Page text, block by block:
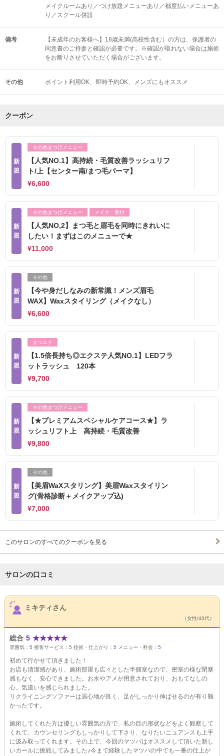
メイクルームあり／つけ放題メニューあり／都度払いメニューあ
り／スクール併設
備考
【未成年のお客様へ】18歳未満(高校性含む）の方は、保護者の
同意書のご持参と確認が必要です。※確認が取れない場合は施術
をお断りさせていただく場合がございます。
その他 ポイント利用OK 即時予約OK メンズにもオススメ
クーポン
新
規
その他まつげメニュー
【人気NO.1】高持続・毛質改善ラッシュリフ
ト/上【センター南/まつ毛パーマ】
¥6,600
新
規
その他まつげメニュー メイク・着付
【人気NO,2】まつ毛と眉毛を同時にきれいに
したい！まずはこのメニューで★
¥11,000
新
規
その他
【今や身だしなみの新常識！メンズ眉毛
WAX】Waxスタイリング（メイクなし）
¥6,600
新
規
まつエク
【1.5倍長持ち◎エクステ人気NO.1】LEDフラ
ットラッシュ 120本
¥9,700
新
規
その他まつげメニュー
【★プレミアムスペシャルケアコース★】ラ
ッシュリフト上 高持続・毛質改善
¥9,800
新
規
その他
【美眉WaXスタリング】美眉Waxスタイリン
グ(骨格診断＋メイクアップ込)
¥7,000
このサロンのすべてのクーポンを見る
サロンの口コミ
サロンPick Up
ミキティさん
（女性/40代）
総合 5 ★★★★★
雰囲気： 5 接客サービス： 5 技術・仕上がり： 5 メニュー・料金： 5
初めて行かせて頂きました！
お店も清潔感があり、施術部屋も広々とした半個室なので、密室の様な閉塞
感もなく、安心できました。お水やアメが用意されており、おもてなしの
心、気遣いを感じられました。
リクライニングソファーは居心地が良く、足がしっかり伸ばせるのが有り難
かったです。
施術してくれた方は優しい雰囲気の方で、私の目の形状などをよく観察して
くれて、カウンセリングもしっかりして下さり、なりたいニュアンスも上手
に汲み取ってくれます。その上で、今回のマツパはオススメして頂いた新し
いカールに挑戦してみました♪今まで経験したマツパの中でも一番の仕上が